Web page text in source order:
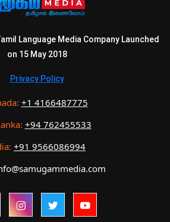
Language Media Company Launched
on 15 May 2018
Privacy Policy
+1 4166487775
+94 762455533
+91 9566086994